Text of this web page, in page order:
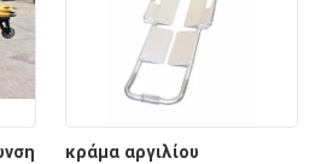
κράμα αργιλίου